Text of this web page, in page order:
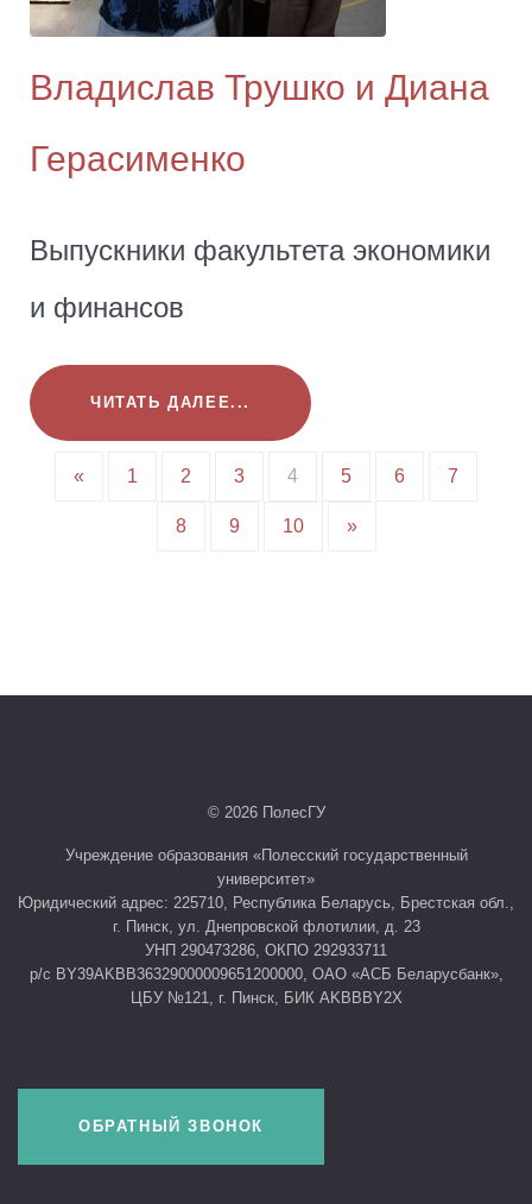
Владислав Трушко и Диана
Герасименко
Выпускники факультета экономики
и финансов
ЧИТАТЬ ДАЛЕЕ...
« 1 2 3 4 5 6 7
8 9 10 »
© 2026 ПолесГУ
Учреждение образования «Полесский государственный
университет»
Юридический адрес: 225710, Республика Беларусь, Брестская обл.,
г. Пинск, ул. Днепровской флотилии, д. 23
УНП 290473286, ОКПО 292933711
р/с BY39AKBB36329000009651200000, ОАО «АСБ Беларусбанк»,
ЦБУ №121, г. Пинск, БИК AKBBBY2X
ОБРАТНЫЙ ЗВОНОК